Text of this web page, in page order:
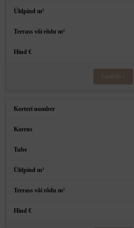
Lisainfo ›